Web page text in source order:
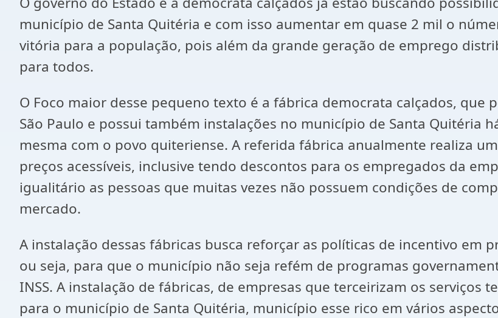
município de Santa Quitéria e com isso aumentar em quase 2 mil o
vitória para a população, pois além da grande geração de emprego
para todos.
O Foco maior desse pequeno texto é a fábrica democrata calçados, que
São Paulo e possui também instalações no município de Santa Quitéria
mesma com o povo quiteriense. A referida fábrica anualmente realiza
preços acessíveis, inclusive tendo descontos para os empregados da
igualitário as pessoas que muitas vezes não possuem condições de
mercado.
A instalação dessas fábricas busca reforçar as políticas de incentivo em
ou seja, para que o município não seja refém de programas
INSS. A instalação de fábricas, de empresas que terceirizam os
para o município de Santa Quitéria, município esse rico em vários